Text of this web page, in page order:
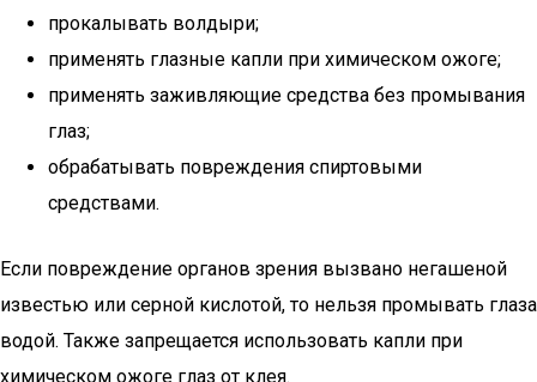
прокалывать волдыри;
применять глазные капли при химическом ожоге;
применять заживляющие средства без промывания
глаз;
обрабатывать повреждения спиртовыми
средствами.
Если повреждение органов зрения вызвано негашеной
известью или серной кислотой, то нельзя промывать глаза
водой. Также запрещается использовать капли при
химическом ожоге глаз от клея.